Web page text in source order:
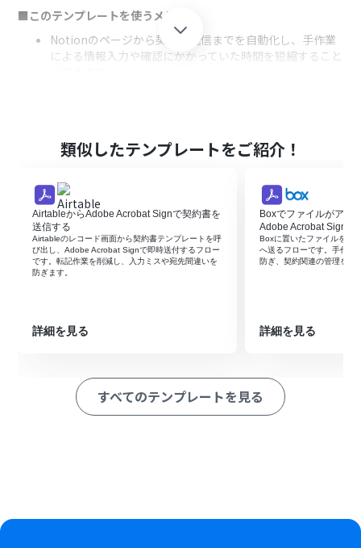
■このテンプレートを使うメリット
Notionのページから契約書送信までを自動化し、手作業
による情報入力や確認にかかっていた時間を短縮すること
■フローボットの流れ
します。
次に、トリガーでChrome拡張機能トリガーを選択し、
Notionの特定のページで起動するように設定します。
次に、オペレーションでNotionの「レコードを取得する
（ID検索）」を設定し、開いているページから契約に必
要な情報を取得します。
最後に、オペレーションでAdobe Acrobat Signの「電子
※「トリガー」：フロー起動のきっかけとなるアクション、「オ
■このワークフローのカスタムポイント
Adobe Acrobat Signのオペレーション設定では、送信時
■注意事項
類似したテンプレートをご紹介！
AirtableからAdobe Acrobat Signで契約書を
送信する
Airtableのレコード画面から契約書テンプレートを呼
び出し、Adobe Acrobat Signで即時送付するフロー
です。転記作業を削減し、入力ミスや宛先間違いを
防ぎます。
詳細を見る
Boxでファイルがアッ
Adobe Acrobat Signに
Boxに置いたファイルを自
へ送るフローです。手作業
防ぎ、契約関連の管理をよ
詳細を見る
すべてのテンプレートを見る